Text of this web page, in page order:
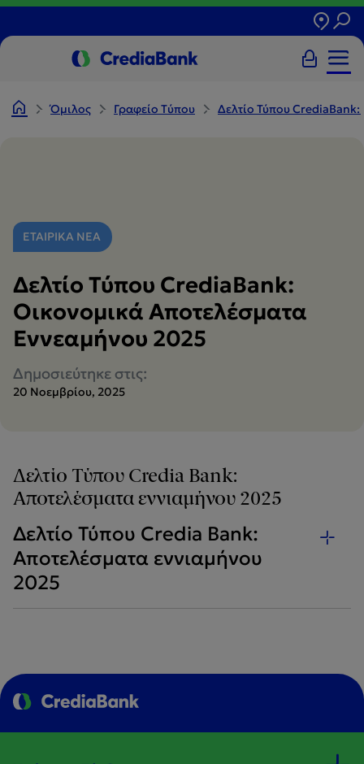
Όμιλος Γραφείο Tύπου Δελτίο Τύπου
ΕΤΑΙΡΙΚΑ ΝΕΑ
Δελτίο Τύπου CrediaBank:
Οικονομικά Αποτελέσματα
Εννεαμήνου 2025
Δημοσιεύτηκε στις:
20 Νοεμβρίου, 2025
Δελτίο Τύπου Credia Bank:
Αποτελέσματα εννιαμήνου 2025
Δελτίο Τύπου Credia Bank:
Αποτελέσματα εννιαμήνου
2025